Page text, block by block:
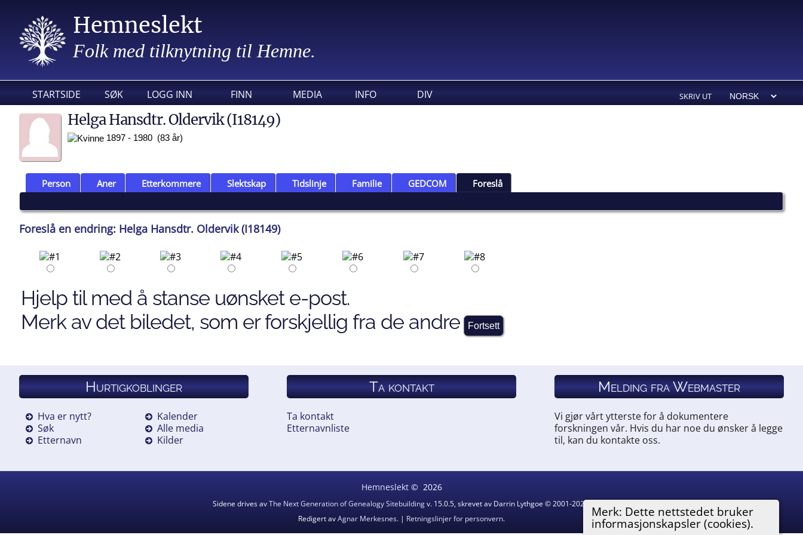
Hemneslekt
Folk med tilknytning til Hemne.
STARTSIDE SØK LOGG INN FINN MEDIA INFO DIV SKRIV UT
Merk: Dette nettstedet bruker
informasjonskapsler (cookies).
Helga Hansdtr. Oldervik (I18149)
1897 - 1980 (83 år)
Person Aner Etterkommere Slektskap Tidslinje Familie GEDCOM Foreslå
Foreslå en endring: Helga Hansdtr. Oldervik (I18149)
Hjelp til med å stanse uønsket e-post.
Merk av det biledet, som er forskjellig fra de andre
Hurtigkoblinger
Hva er nytt?
Søk
Etternavn
Kalender
Alle media
Kilder
Ta kontakt
Ta kontakt
Etternavnliste
Melding fra Webmaster
Vi gjør vårt ytterste for å dokumentere
forskningen vår. Hvis du har noe du ønsker å legge
til, kan du kontakte oss.
Hemneslekt© 2026
Sidene drives avThe Next Generation of Genealogy Sitebuildingv. 15.0.5, skrevet av Darrin Lythgoe © 2001-2026.
Redigert avAgnar Merkesnes. | Retningslinjer for personvern.